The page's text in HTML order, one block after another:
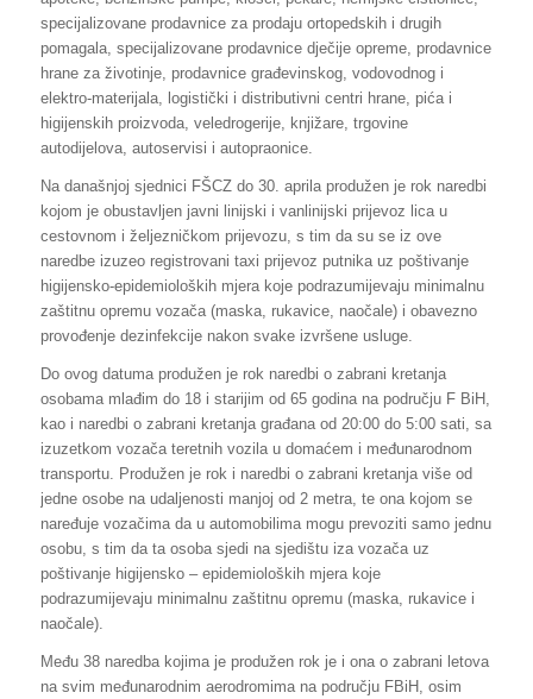
specijalizovane prodavnice za prodaju ortopedskih i drugih
pomagala, specijalizovane prodavnice dječije opreme, prodavnice
hrane za životinje, prodavnice građevinskog, vodovodnog i
elektro-materijala, logistički i distributivni centri hrane, pića i
higijenskih proizvoda, veledrogerije, knjižare, trgovine
autodijelova, autoservisi i autopraonice.
Na današnjoj sjednici FŠCZ do 30. aprila produžen je rok naredbi
kojom je obustavljen javni linijski i vanlinijski prijevoz lica u
cestovnom i željezničkom prijevozu, s tim da su se iz ove
naredbe izuzeo registrovani taxi prijevoz putnika uz poštivanje
higijensko-epidemioloških mjera koje podrazumijevaju minimalnu
zaštitnu opremu vozača (maska, rukavice, naočale) i obavezno
provođenje dezinfekcije nakon svake izvršene usluge.
Do ovog datuma produžen je rok naredbi o zabrani kretanja
osobama mlađim do 18 i starijim od 65 godina na području F BiH,
kao i naredbi o zabrani kretanja građana od 20:00 do 5:00 sati, sa
izuzetkom vozača teretnih vozila u domaćem i međunarodnom
transportu. Produžen je rok i naredbi o zabrani kretanja više od
jedne osobe na udaljenosti manjoj od 2 metra, te ona kojom se
naređuje vozačima da u automobilima mogu prevoziti samo jednu
osobu, s tim da ta osoba sjedi na sjedištu iza vozača uz
poštivanje higijensko – epidemioloških mjera koje
podrazumijevaju minimalnu zaštitnu opremu (maska, rukavice i
naočale).
Među 38 naredba kojima je produžen rok je i ona o zabrani letova
na svim međunarodnim aerodromima na području FBiH, osim